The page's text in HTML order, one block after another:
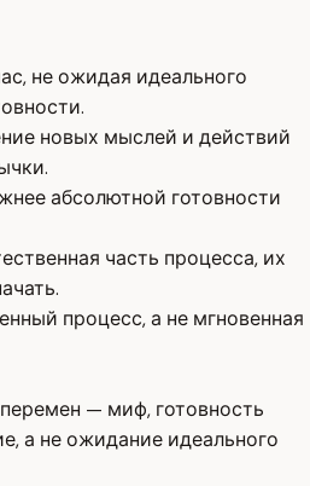
не ожидая идеального
новых мыслей и действий
абсолютной готовности
часть процесса, их
процесс, а не мгновенная
— миф, готовность
а не ожидание идеального